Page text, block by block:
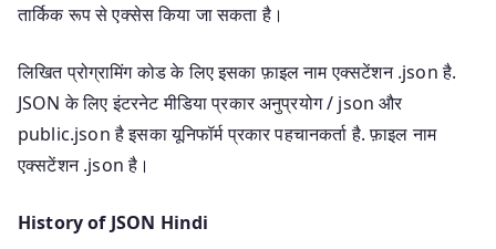
तार्किक रूप से एक्सेस किया जा सकता है।
लिखित प्रोग्रामिंग कोड के लिए इसका फ़ाइल नाम एक्सटेंशन .json है.
JSON के लिए इंटरनेट मीडिया प्रकार अनुप्रयोग / json और
public.json है इसका यूनिफॉर्म प्रकार पहचानकर्ता है. फ़ाइल नाम
एक्सटेंशन .json है।
History of JSON Hindi